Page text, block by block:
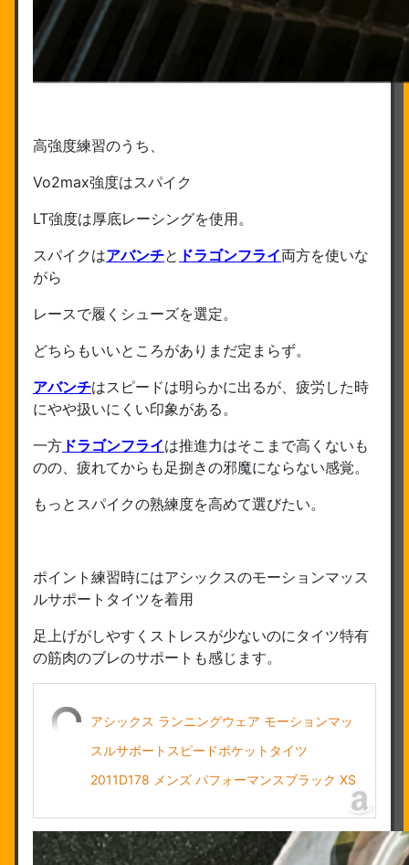
高強度練習のうち、
Vo2max強度はスパイク
LT強度は厚底レーシングを使用。
スパイクはアバンチと ドラゴンフライ両方を使いな
がら
レースで履くシューズを選定。
どちらもいいところがありまだ定まらず。
アバンチはスピードは明らかに出るが、疲労した時
にやや扱いにくい印象がある。
一方 ドラゴンフライは推進力はそこまで高くないも
のの、疲れてからも足捌きの邪魔にならない感覚。
もっとスパイクの熟練度を高めて選びたい。
ポイント練習時にはアシックスのモーションマッス
ルサポートタイツを着用
足上げがしやすくストレスが少ないのにタイツ特有
の筋肉のブレのサポートも感じます。
アシックス ランニングウェア モーションマッ
スルサポートスピードポケットタイツ
2011D178 メンズ パフォーマンスブラック XS